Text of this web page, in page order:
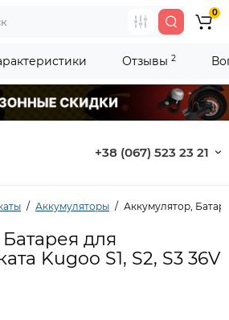
+38 (067) 523 23 21
0
Аккумуляторы Аккумулятор,
для
Kugoo S1, S2, S3 36V
Отзывы 2